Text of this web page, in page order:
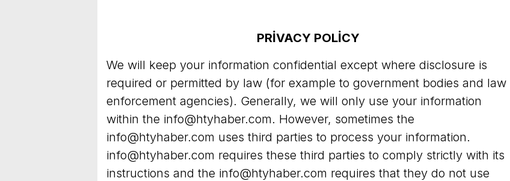
PRİVACY POLİCY
We will keep your information confidential except where disclosure is
required or permitted by law (for example to government bodies and law
enforcement agencies). Generally, we will only use your information
within the info@htyhaber.com. However, sometimes the
info@htyhaber.com uses third parties to process your information.
info@htyhaber.com requires these third parties to comply strictly with its
instructions and the info@htyhaber.com requires that they do not use